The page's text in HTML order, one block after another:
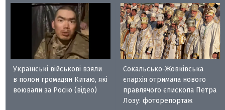
Українські військові взяли
в полон громадян Китаю, які
воювали за Росію (відео)
Сокальсько-Жовківська
єпархія отримала нового
правлячого єпископа Петра
Лозу: фоторепортаж